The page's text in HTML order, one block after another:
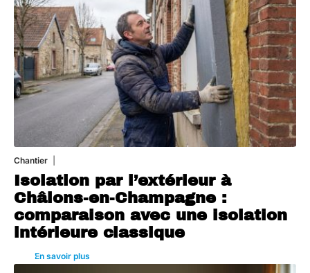
Chantier
Isolation par l’extérieur à
Châlons-en-Champagne :
comparaison avec une isolation
intérieure classique
En savoir plus